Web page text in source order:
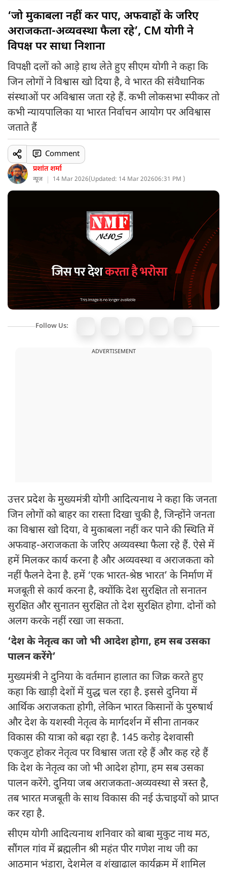
‘जो मुकाबला नहीं कर पाए, अफवाहों के जरिए
अराजकता-अव्यवस्था फैला रहे’, CM योगी ने
विपक्ष पर साधा निशाना
विपक्षी दलों को आड़े हाथ लेते हुए सीएम योगी ने कहा कि
जिन लोगों ने विश्वास खो दिया है, वे भारत की संवैधानिक
संस्थाओं पर अविश्वास जता रहे हैं. कभी लोकसभा स्पीकर तो
कभी न्यायपालिका या भारत निर्वाचन आयोग पर अविश्वास
जताते हैं
प्रशांत शर्मा
न्यूज 14 Mar 2026(Updated: 14 Mar 202606:31 PM )
Comment
Follow Us:
ADVERTISEMENT
उत्तर प्रदेश के मुख्यमंत्री योगी आदित्यनाथ ने कहा कि जनता
जिन लोगों को बाहर का रास्ता दिखा चुकी है, जिन्होंने जनता
का विश्वास खो दिया, वे मुकाबला नहीं कर पाने की स्थिति में
अफवाह-अराजकता के जरिए अव्यवस्था फैला रहे हैं. ऐसे में
हमें मिलकर कार्य करना है और अव्यवस्था व अराजकता को
नहीं फैलने देना है. हमें ‘एक भारत-श्रेष्ठ भारत’ के निर्माण में
मजबूती से कार्य करना है, क्योंकि देश सुरक्षित तो सनातन
सुरक्षित और सुनातन सुरक्षित तो देश सुरक्षित होगा. दोनों को
अलग करके नहीं रखा जा सकता.
‘देश के नेतृत्व का जो भी आदेश होगा, हम सब उसका
पालन करेंगे’
मुख्यमंत्री ने दुनिया के वर्तमान हालात का जिक्र करते हुए
कहा कि खाड़ी देशों में युद्ध चल रहा है. इससे दुनिया में
आर्थिक अराजकता होगी, लेकिन भारत किसानों के पुरुषार्थ
और देश के यशस्वी नेतृत्व के मार्गदर्शन में सीना तानकर
विकास की यात्रा को बढ़ा रहा है. 145 करोड़ देशवासी
एकजुट होकर नेतृत्व पर विश्वास जता रहे हैं और कह रहे हैं
कि देश के नेतृत्व का जो भी आदेश होगा, हम सब उसका
पालन करेंगे. दुनिया जब अराजकता-अव्यवस्था से त्रस्त है,
तब भारत मजबूती के साथ विकास की नई ऊंचाइयों को प्राप्त
कर रहा है.
सीएम योगी आदित्यनाथ शनिवार को बाबा मुकुट नाथ मठ,
सौंगल गांव में ब्रह्मलीन श्री महंत पीर गणेश नाथ जी का
आठमान भंडारा, देशमेल व शंखाढाल कार्यक्रम में शामिल